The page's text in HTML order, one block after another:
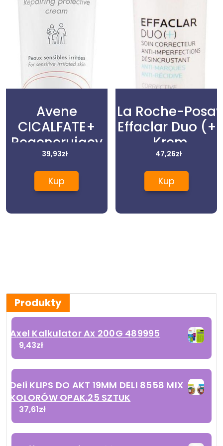
Avene
CICALFATE+
Regenerujący
krem ochronny
100ml
39,93zł
Kup
La Roche-
Effaclar Duo (+)
Krem
Zwalczający
40ml
47,26zł
Kup
Produkty
Axel Kalkulator Ax 200G 489995
9,43zł
Deli KLIPS DO AKT 19MM DELI 8558 MIX
KOLORÓW OPAK.25 SZTUK
37,61zł